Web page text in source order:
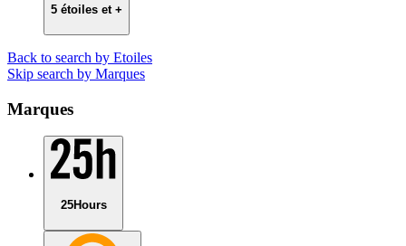
5 étoiles et +
Back to search by Etoiles
Skip search by Marques
Marques
25Hours